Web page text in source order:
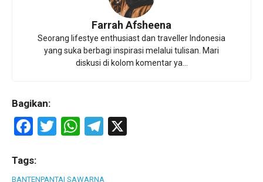
Farrah Afsheena
Seorang lifestye enthusiast dan traveller Indonesia
yang suka berbagi inspirasi melalui tulisan. Mari
diskusi di kolom komentar ya...
Bagikan:
F
ce
T
W T
Tags:
BANTENPANTAI SAWARNA